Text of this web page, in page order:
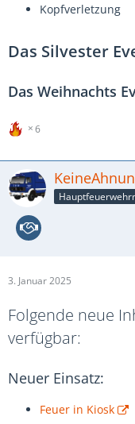
Kopfverletzung
Das Silvester
Das Weihnachts
6
3. Januar 2025
Folgende neue
verfügbar:
Neuer Einsatz:
Feuer in Kiosk